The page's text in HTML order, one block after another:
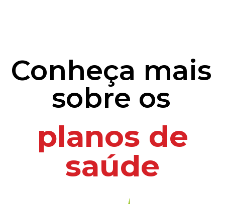
Conheça mais
sobre os
planos de
saúde